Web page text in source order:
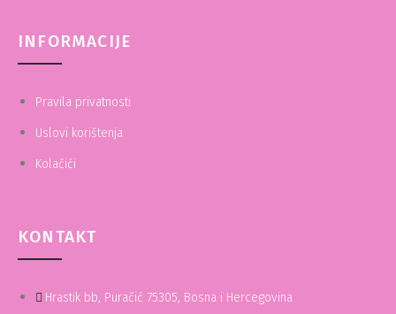
INFORMACIJE
Pravila privatnosti
Uslovi korištenja
Kolačići
KONTAKT
Hrastik bb, Puračić 75305, Bosna i Hercegovina